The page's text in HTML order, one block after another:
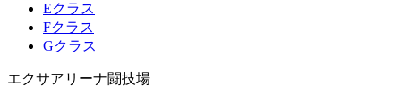
Eクラス
Fクラス
Gクラス
エクサアリーナ闘技場